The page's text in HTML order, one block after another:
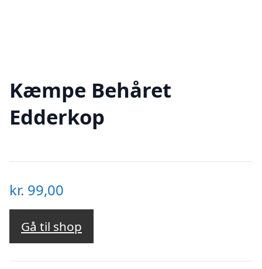
Kæmpe Behåret
Edderkop
kr. 99,00
Gå til shop